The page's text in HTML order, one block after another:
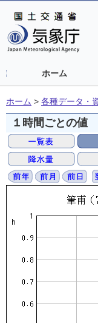
ホーム
ホーム > 各種データ・
１時間ごとの値